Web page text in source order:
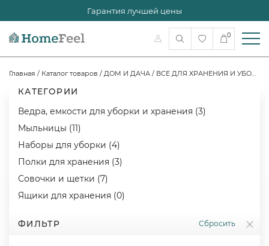
Гарантия лучшей цены
0
Главная / Каталог товаров / ДОМ И ДАЧА / ВСЕ ДЛЯ ХРАНЕНИЯ И УБОРКИ
КАТЕГОРИИ
Ведра, емкости для уборки и хранения (3)
Мыльницы (11)
Наборы для уборки (4)
Полки для хранения (3)
Совочки и щетки (7)
Ящики для хранения (0)
ФИЛЬТР Сбросить